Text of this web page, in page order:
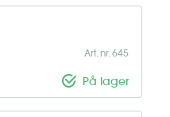
Art. nr. 645
På lager